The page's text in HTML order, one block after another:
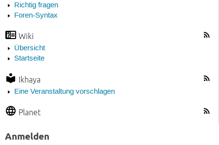
Richtig fragen
Foren-Syntax
Wiki
Übersicht
Startseite
Ikhaya
Eine Veranstaltung vorschlagen
Planet
Anmelden